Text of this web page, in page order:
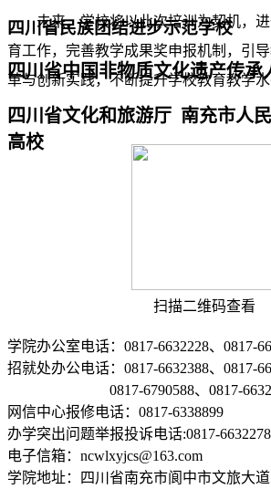
四川省民族团结进步示范学校
四川省中国非物质文化遗产传承
四川省文化和旅游厅 南充市人
高校
未来，学校将以此次培训为契机，
育工作，完善教学成果奖申报机制，引
革与创新实践，不断提升学校教育教学水
扫描二维码查看
学院办公室电话：0817-6632228、0817-
招就处办公电话：0817-6632388、0817-
0817-6790588、0817-
网信中心报修电话：0817-6338899
办学突出问题举报投诉电话:0817-6632278
电子信箱：ncwlxyjcs@163.com
学院地址：四川省南充市阆中市文旅大